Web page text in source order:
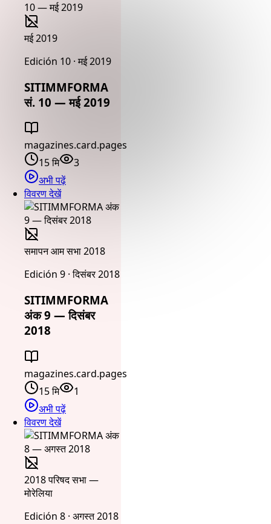
मई 2019
Edición 10 · मई 2019
SITIMMFORMA
सं. 10 — मई 2019
magazines.card.pages
15 मि
3
अभी पढ़ें
विवरण देखें
समापन आम सभा 2018
Edición 9 · दिसंबर 2018
SITIMMFORMA
अंक 9 — दिसंबर
2018
magazines.card.pages
15 मि
1
अभी पढ़ें
विवरण देखें
2018 परिषद सभा —
मोरेलिया
Edición 8 · अगस्त 2018